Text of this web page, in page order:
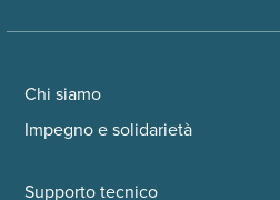
Chi siamo
Impegno e solidarietà
Supporto tecnico